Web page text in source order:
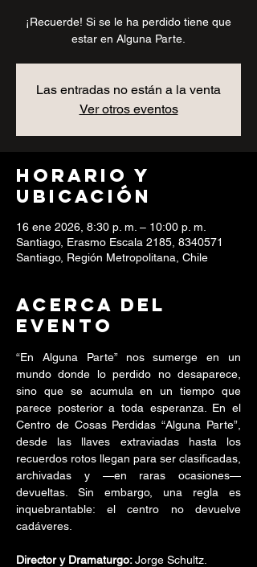
¡Recuerde! Si se le ha perdido tiene que
estar en Alguna Parte.
Las entradas no están a la venta
Ver otros eventos
Horario y
ubicación
16 ene 2026, 8:30 p. m. – 10:00 p. m.
Santiago, Erasmo Escala 2185, 8340571
Santiago, Región Metropolitana, Chile
Acerca del
evento
“En Alguna Parte” nos sumerge en un
mundo donde lo perdido no desaparece,
sino que se acumula en un tiempo que
parece posterior a toda esperanza. En el
Centro de Cosas Perdidas “Alguna Parte”,
desde las llaves extraviadas hasta los
recuerdos rotos llegan para ser clasificadas,
archivadas y —en raras ocasiones—
devueltas. Sin embargo, una regla es
inquebrantable: el centro no devuelve
cadáveres.
Director y Dramaturgo: Jorge Schultz.